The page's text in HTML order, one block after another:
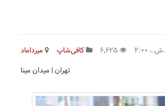
کافی‌شاپ
میرداماد
تهران | میدان مینا